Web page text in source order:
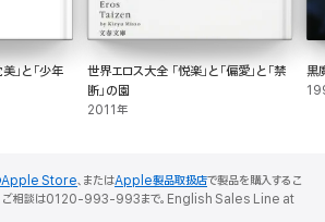
」と「少年
世界エロス大全 「悦楽」と「偏愛」と「禁
断」の園
2011年
黒
Apple Store、またはApple製品取扱店で製品を購入するこ
入、ご相談は0120-993-993まで。English Sales Line at